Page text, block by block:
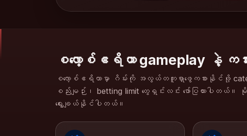
စလော့စ်ဧရိယာ gameplay နဲ့ ကစ
စလော့စ်ဧရိယာမှာ ဂိမ်းကို အလွယ်တကူရှာဖွေကစားနိုင်ဖို့
စည်းမျဉ်း၊ betting limit တွေရှင်းလင်း ဖော်ပြထားပါတ
ရွေးချယ်နိုင်ပါတယ်။